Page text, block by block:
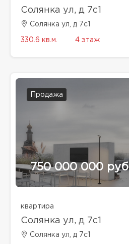
Солянка ул, д 7с1
Солянка ул, д 7с1
330.6 кв.м. 4 этаж
Продажа
750 000 000 руб
квартира
Солянка ул, д 7с1
Солянка ул, д 7с1